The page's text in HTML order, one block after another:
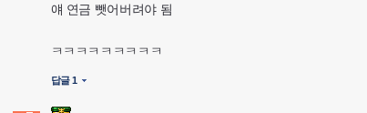
얘 연금 뺏어버려야 됨
ㅋㅋㅋㅋㅋㅋㅋㅋㅋ
답글 1